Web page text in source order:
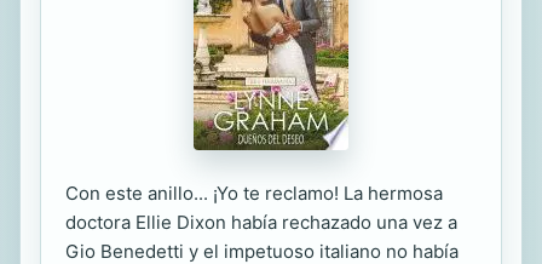
Con este anillo... ¡Yo te reclamo! La hermosa
doctora Ellie Dixon había rechazado una vez a
Gio Benedetti y el impetuoso italiano no había